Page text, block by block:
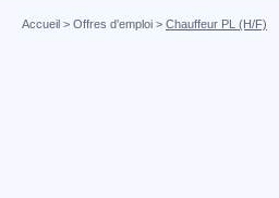
Accueil > Offres d'emploi > Chauffeur PL (H/F)